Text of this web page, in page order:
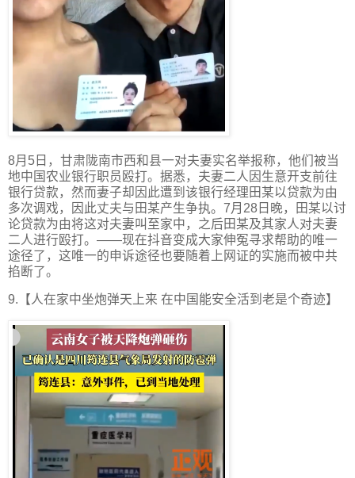
8月5日，甘肃陇南市西和县一对夫妻实名举报称，他们被当
地中国农业银行职员殴打。据悉，夫妻二人因生意开支前往
银行贷款，然而妻子却因此遭到该银行经理田某以贷款为由
多次调戏，因此丈夫与田某产生争执。7月28日晚，田某以讨
论贷款为由将这对夫妻叫至家中，之后田某及其家人对夫妻
二人进行殴打。——现在抖音变成大家伸冤寻求帮助的唯一
途径了，这唯一的申诉途径也要随着上网证的实施而被中共
掐断了。
9.【人在家中坐炮弹天上来 在中国能安全活到老是个奇迹】